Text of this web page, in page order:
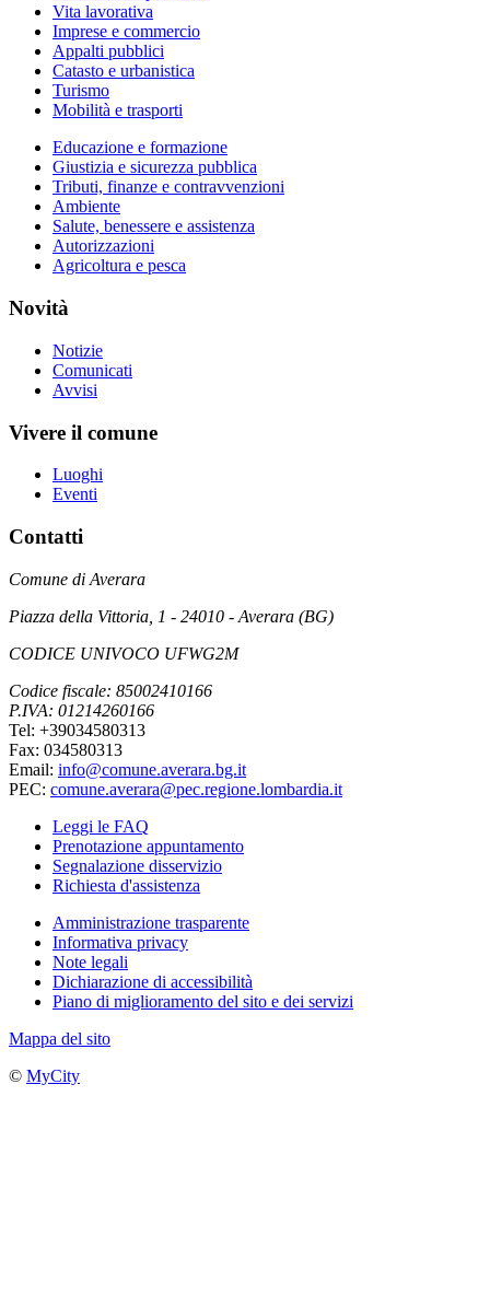
Vita lavorativa
Imprese e commercio
Appalti pubblici
Catasto e urbanistica
Turismo
Mobilità e trasporti
Educazione e formazione
Giustizia e sicurezza pubblica
Tributi, finanze e contravvenzioni
Ambiente
Salute, benessere e assistenza
Autorizzazioni
Agricoltura e pesca
Novità
Notizie
Comunicati
Avvisi
Vivere il comune
Luoghi
Eventi
Contatti
Comune di Averara
Piazza della Vittoria, 1 - 24010 - Averara (BG)
CODICE UNIVOCO UFWG2M
Codice fiscale: 85002410166
P.IVA: 01214260166
Tel: +39034580313
Fax: 034580313
Email: info@comune.averara.bg.it
PEC: comune.averara@pec.regione.lombardia.it
Leggi le FAQ
Prenotazione appuntamento
Segnalazione disservizio
Richiesta d'assistenza
Amministrazione trasparente
Informativa privacy
Note legali
Dichiarazione di accessibilità
Piano di miglioramento del sito e dei servizi
Mappa del sito
© MyCity